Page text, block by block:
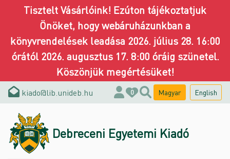
Tisztelt Vásárlóink! Ezúton tájékoztatjuk
Önöket, hogy webáruházunkban a
könyvrendelések leadása 2026. július 28. 16:00
órától 2026. augusztus 17. 8:00 óráig szünetel.
Köszönjük megértésüket!
kiado@lib.unideb.hu 0 Magyar English
Debreceni Egyetemi Kiadó